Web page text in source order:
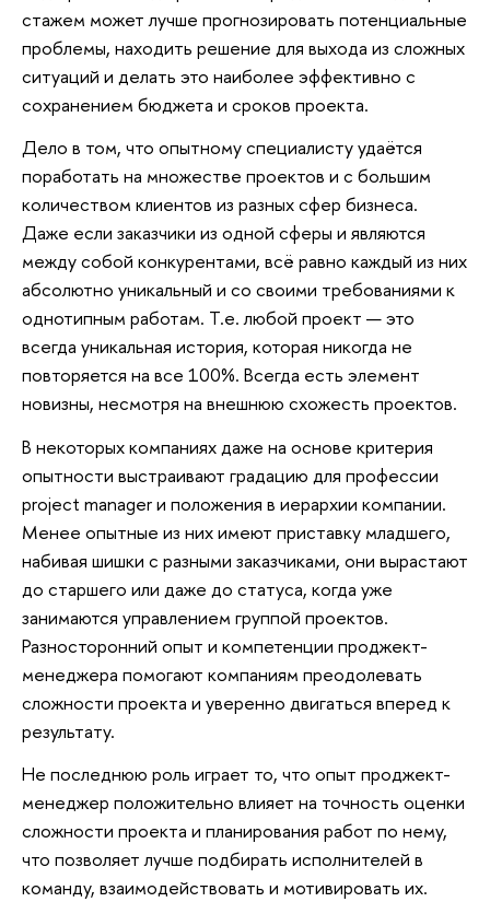
стажем может лучше прогнозировать потенциальные
проблемы, находить решение для выхода из сложных
ситуаций и делать это наиболее эффективно с
сохранением бюджета и сроков проекта.
Дело в том, что опытному специалисту удаётся
поработать на множестве проектов и с большим
количеством клиентов из разных сфер бизнеса.
Даже если заказчики из одной сферы и являются
между собой конкурентами, всё равно каждый из них
абсолютно уникальный и со своими требованиями к
однотипным работам. Т.е. любой проект — это
всегда уникальная история, которая никогда не
повторяется на все 100%. Всегда есть элемент
новизны, несмотря на внешнюю схожесть проектов.
В некоторых компаниях даже на основе критерия
опытности выстраивают градацию для профессии
project manager и положения в иерархии компании.
Менее опытные из них имеют приставку младшего,
набивая шишки с разными заказчиками, они вырастают
до старшего или даже до статуса, когда уже
занимаются управлением группой проектов.
Разносторонний опыт и компетенции проджект-
менеджера помогают компаниям преодолевать
сложности проекта и уверенно двигаться вперед к
результату.
Не последнюю роль играет то, что опыт проджект-
менеджер положительно влияет на точность оценки
сложности проекта и планирования работ по нему,
что позволяет лучше подбирать исполнителей в
команду, взаимодействовать и мотивировать их.